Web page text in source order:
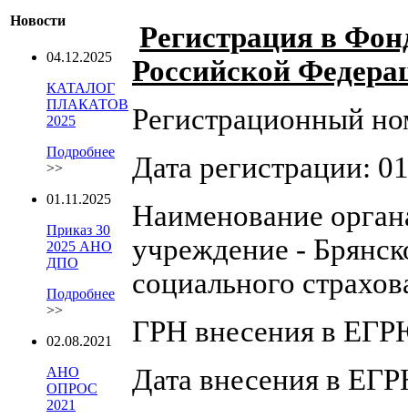
Новости
04.12.2025
КАТАЛОГ
ПЛАКАТОВ
2025
Подробнее
>>
01.11.2025
Приказ 30
2025 АНО
ДПО
Подробнее
>>
02.08.2021
АНО
ОПРОС
2021
Регистрация в
Российской
Регистрационный
Дата регистрации:
Наименование
учреждение -
социального
ГРН внесения в
Дата внесения в